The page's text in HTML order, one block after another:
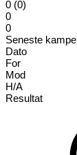
0 (0)
0
0
Seneste kampe
Dato
For
Mod
H/A
Resultat